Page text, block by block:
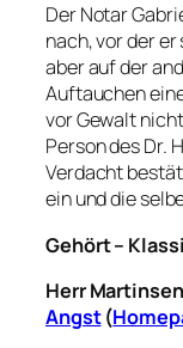
Der Notar
nach, vor der
aber auf der
Auftauchen
vor Gewalt
Person des Dr.
Verdacht
ein und die
Gehört –
Herr
Angst(